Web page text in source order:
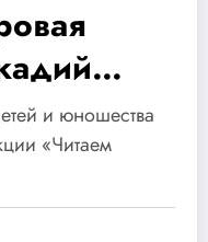
NEXT»
и юношества
«Читаем